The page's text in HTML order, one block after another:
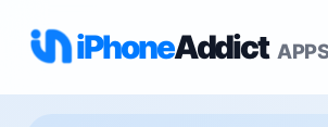
iPhoneAddict